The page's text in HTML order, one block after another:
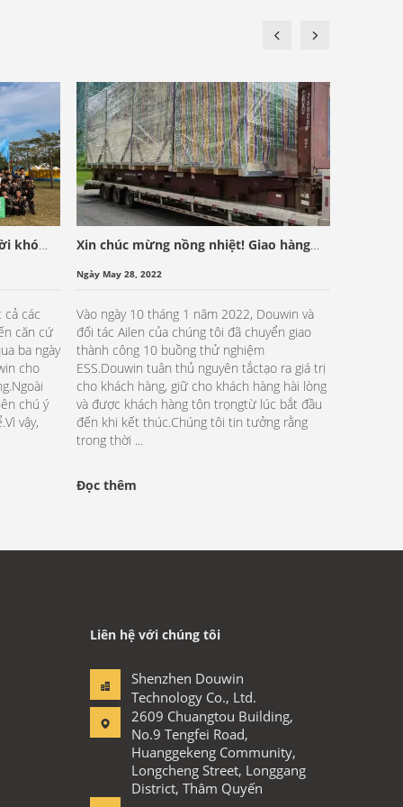
khó
cả các
căn cứ
ba ngày
cho
chú ý
vậy,
Xin chúc mừng nồng nhiệt! Giao hàng
Ngày May 28, 2022
Vào ngày 10 tháng 1 năm 2022, Douwin và
đối tác Ailen của chúng tôi đã chuyển giao
thành công 10 buồng thử nghiệm
ESS.Douwin tuân thủ nguyên tắctạo ra giá trị
cho khách hàng, giữ cho khách hàng hài lòng
và được khách hàng tôn trọngtừ lúc bắt đầu
đến khi kết thúc.Chúng tôi tin tưởng rằng
trong thời ...
Đọc thêm
Liên hệ với chúng tôi
Shenzhen Douwin
Technology Co., Ltd.
2609 Chuangtou Building,
No.9 Tengfei Road,
Huanggekeng Community,
Longcheng Street, Longgang
District, Thâm Quyến